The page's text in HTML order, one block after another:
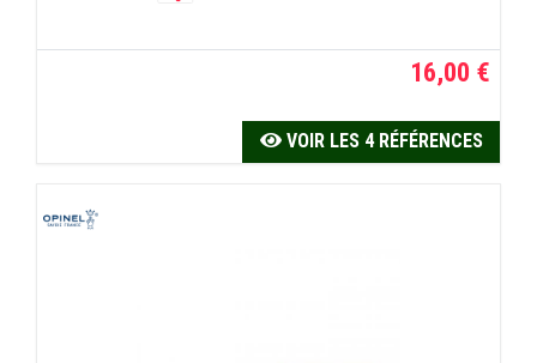
16,00 €
VOIR LES 4 RÉFÉRENCES